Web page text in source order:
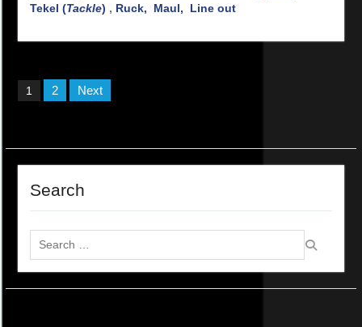
Tekel (Tackle) , Ruck, Maul, Line out
Posts
pagination
1 2 Next
Search
Search
for: